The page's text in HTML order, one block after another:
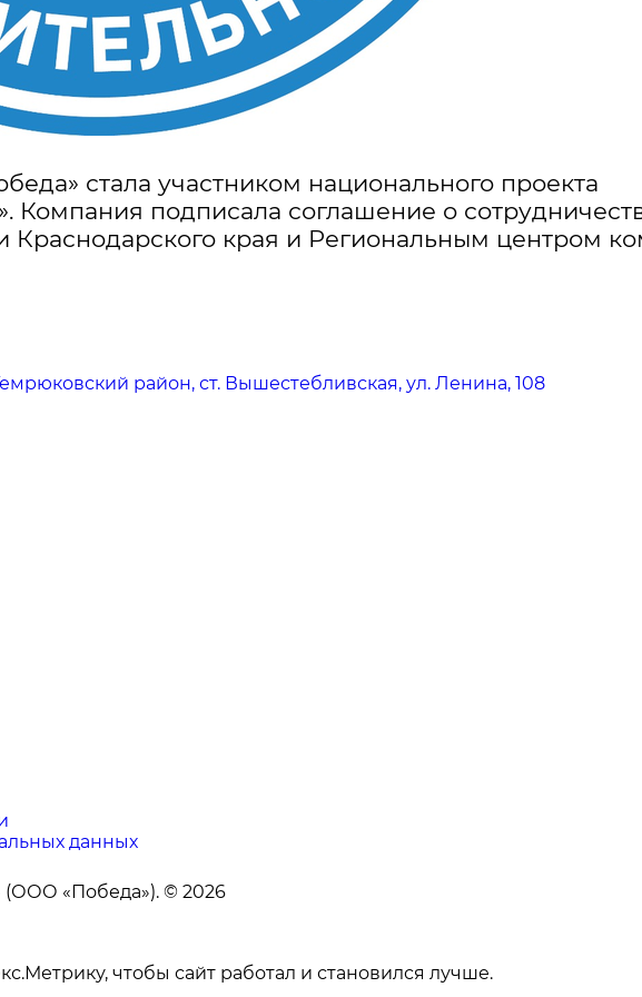
стала участником национального проекта
Компания подписала соглашение о
Краснодарского края и Региональным центром
район, ст. Вышестебливская, ул. Ленина, 108
данных
(ООО «Победа»). © 2026
чтобы сайт работал и становился лучше.